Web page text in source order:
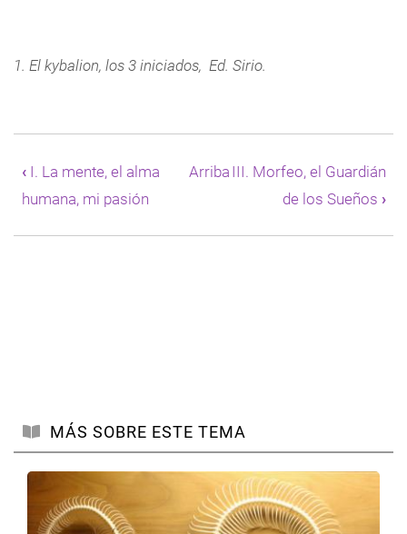
1. El kybalion, los 3 iniciados, Ed. Sirio.
transversales
de
Book
II.
‹I. La mente, el alma
humana, mi pasión
Arriba III. Morfeo, el Guardián
de los Sueños ›
MÁS SOBRE ESTE TEMA